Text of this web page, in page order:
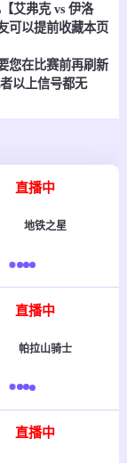
艾弗克 vs 伊洛
可以提前收藏本页
您在比赛前再刷新
以上信号都无
直播中
地铁之星
直播中
帕拉山骑士
直播中